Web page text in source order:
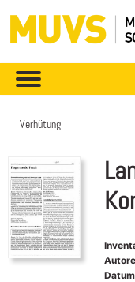
Verhütung
Datum